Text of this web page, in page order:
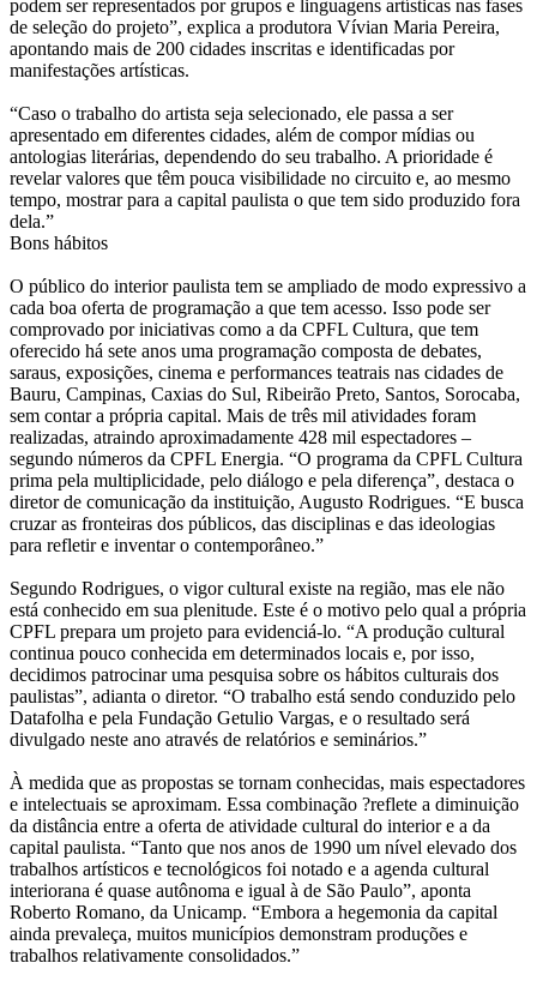
podem ser representados por grupos e linguagens artísticas nas fases
de seleção do projeto”, explica a produtora Vívian Maria Pereira,
apontando mais de 200 cidades inscritas e identificadas por
manifestações artísticas.
“Caso o trabalho do artista seja selecionado, ele passa a ser
apresentado em diferentes cidades, além de compor mídias ou
antologias literárias, dependendo do seu trabalho. A prioridade é
revelar valores que têm pouca visibilidade no circuito e, ao mesmo
tempo, mostrar para a capital paulista o que tem sido produzido fora
dela.”
Bons hábitos
O público do interior paulista tem se ampliado de modo expressivo a
cada boa oferta de programação a que tem acesso. Isso pode ser
comprovado por iniciativas como a da CPFL Cultura, que tem
oferecido há sete anos uma programação composta de debates,
saraus, exposições, cinema e performances teatrais nas cidades de
Bauru, Campinas, Caxias do Sul, Ribeirão Preto, Santos, Sorocaba,
sem contar a própria capital. Mais de três mil atividades foram
realizadas, atraindo aproximadamente 428 mil espectadores –
segundo números da CPFL Energia. “O programa da CPFL Cultura
prima pela multiplicidade, pelo diálogo e pela diferença”, destaca o
diretor de comunicação da instituição, Augusto Rodrigues. “E busca
cruzar as fronteiras dos públicos, das disciplinas e das ideologias
para refletir e inventar o contemporâneo.”
Segundo Rodrigues, o vigor cultural existe na região, mas ele não
está conhecido em sua plenitude. Este é o motivo pelo qual a própria
CPFL prepara um projeto para evidenciá-lo. “A produção cultural
continua pouco conhecida em determinados locais e, por isso,
decidimos patrocinar uma pesquisa sobre os hábitos culturais dos
paulistas”, adianta o diretor. “O trabalho está sendo conduzido pelo
Datafolha e pela Fundação Getulio Vargas, e o resultado será
divulgado neste ano através de relatórios e seminários.”
À medida que as propostas se tornam conhecidas, mais espectadores
e intelectuais se aproximam. Essa combinação ?reflete a diminuição
da distância entre a oferta de atividade cultural do interior e a da
capital paulista. “Tanto que nos anos de 1990 um nível elevado dos
trabalhos artísticos e tecnológicos foi notado e a agenda cultural
interiorana é quase autônoma e igual à de São Paulo”, aponta
Roberto Romano, da Unicamp. “Embora a hegemonia da capital
ainda prevaleça, muitos municípios demonstram produções e
trabalhos relativamente consolidados.”